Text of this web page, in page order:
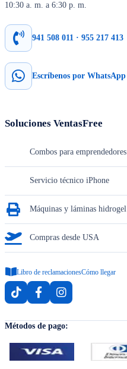
10:30 a. m. a 6:30 p. m.
941 508 011 · 955 217 413
Escríbenos por WhatsApp
Soluciones VentasFree
Combos para emprendedores
Servicio técnico iPhone
Máquinas y láminas hidrogel
Compras desde USA
Libro de reclamacionesCómo llegar
Métodos de pago: